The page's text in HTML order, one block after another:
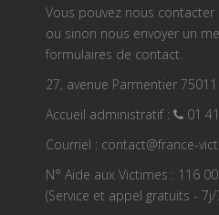
Vous pouvez nous
ou sinon nous envoyer un
formulaires de contact.
27, avenue Parmentier 75011
Accueil administratif :
01
Courriel : contact@france-
N° Aide aux Victimes : 116
(Service et appel gratuits - 7j/